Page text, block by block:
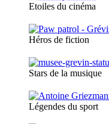
Etoiles du cinéma
Héros de fiction
Stars de la musique
Légendes du sport